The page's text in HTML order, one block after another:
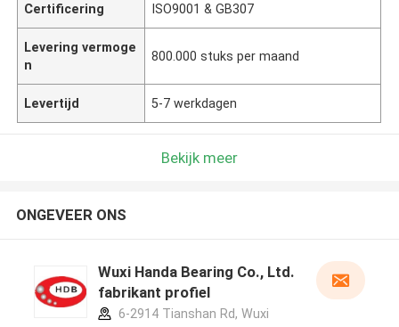
Certificering ISO9001 & GB307
Levering vermoge
n
800.000 stuks per maand
Levertijd 5-7 werkdagen
Bekijk meer
ONGEVEER ONS
Wuxi Handa Bearing Co., Ltd.
fabrikant profiel
6-2914 Tianshan Rd, Wuxi